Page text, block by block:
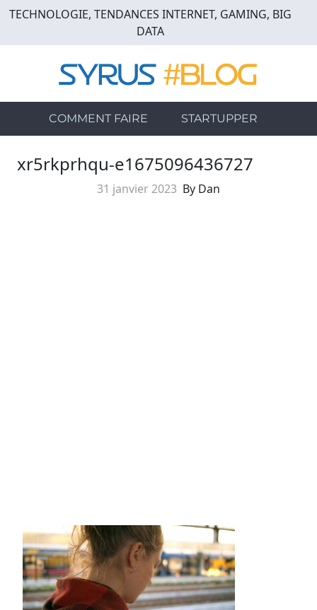
Skip
main
TECHNOLOGIE, TENDANCES INTERNET, GAMING, BIG
DATA
COMMENT FAIRE STARTUPPER
xr5rkprhqu-e1675096436727
31 janvier 2023 By Dan